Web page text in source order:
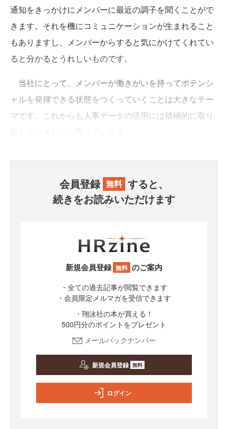
通知をきっかけにメンバーに最近の調子を聞くことがで
きます。それを機にコミュニケーションが生まれること
もありますし、メンバーからすると気にかけてくれてい
ると分かるとうれしいものです。
当社にとって、メンバーが働きがいを持ってポテンシ
ャルを発揮できる状態をつくっていくことは大きなテー
マです。これからも人事データの活用には積極的に取り
会員登録 無料 すると、
続きをお読みいただけます
新規会員登録 無料 のご案内
・全ての過去記事が閲覧できます
・会員限定メルマガを受信できます
・翔泳社の本が買える！
500円分のポイントをプレゼント
メールバックナンバー
新規会員登録 無料
ログイン